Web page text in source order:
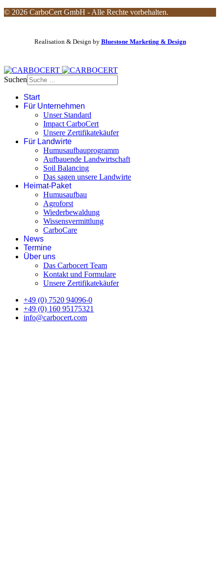
© 2026 CarboCert GmbH - Alle Rechte vorbehalten.
Realisation & Design by Bluestone Marketing & Design
Suchen
Start
Für Unternehmen
Unser Standard
Impact CarboCert
Unsere Zertifikatekäufer
Für Landwirte
Humusaufbauprogramm
Aufbauende Landwirtschaft
Soil Balancing
Das sagen unsere Landwirte
Heimat-Paket
Humusaufbau
Agroforst
Wiederbewaldung
Wissensvermittlung
CarboCare
News
Termine
Über uns
Das Carbocert Team
Kontakt und Formulare
Unsere Zertifikatekäufer
+49 (0) 7520 94096-0
+49 (0) 160 95175321
info@carbocert.com